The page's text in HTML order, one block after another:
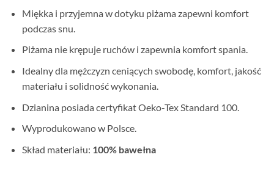
Miękka i przyjemna w dotyku piżama zapewni komfort
podczas snu.
Piżama nie krępuje ruchów i zapewnia komfort spania.
Idealny dla mężczyzn ceniących swobodę, komfort, jakość
materiału i solidność wykonania.
Dzianina posiada certyfikat Oeko-Tex Standard 100.
Wyprodukowano w Polsce.
Skład materiału: 100% bawełna